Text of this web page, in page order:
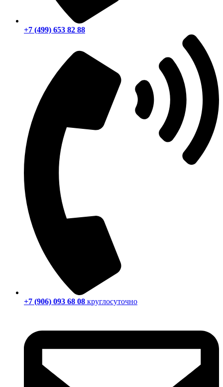
+7 (499) 653 82 88
+7 (906) 093 68 08 круглосуточно